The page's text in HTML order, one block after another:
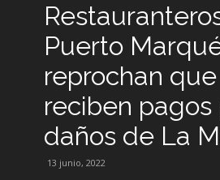
Puerto
reprochan
reciben pagos
daños de La
13 junio, 2022